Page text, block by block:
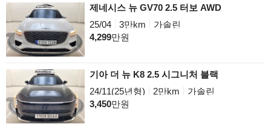
제네시스 뉴 GV70 2.5 터보 AWD
25/04
3만km
가솔린
4,299만원
기아 더 뉴 K8 2.5 시그니처 블랙
24/11(25년형)
2만km
가솔린
3,450만원